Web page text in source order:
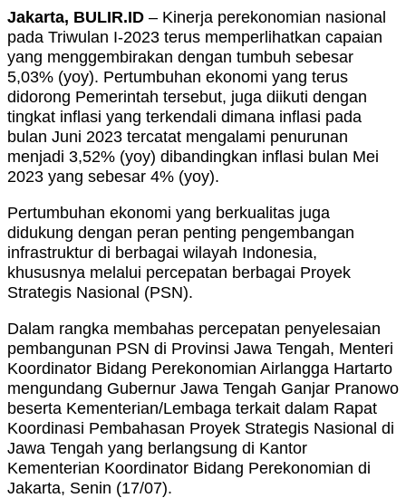
Jakarta, BULIR.ID – Kinerja perekonomian nasional
pada Triwulan I-2023 terus memperlihatkan capaian
yang menggembirakan dengan tumbuh sebesar
5,03% (yoy). Pertumbuhan ekonomi yang terus
didorong Pemerintah tersebut, juga diikuti dengan
tingkat inflasi yang terkendali dimana inflasi pada
bulan Juni 2023 tercatat mengalami penurunan
menjadi 3,52% (yoy) dibandingkan inflasi bulan Mei
2023 yang sebesar 4% (yoy).
Pertumbuhan ekonomi yang berkualitas juga
didukung dengan peran penting pengembangan
infrastruktur di berbagai wilayah Indonesia,
khususnya melalui percepatan berbagai Proyek
Strategis Nasional (PSN).
Dalam rangka membahas percepatan penyelesaian
pembangunan PSN di Provinsi Jawa Tengah, Menteri
Koordinator Bidang Perekonomian Airlangga Hartarto
mengundang Gubernur Jawa Tengah Ganjar Pranowo
beserta Kementerian/Lembaga terkait dalam Rapat
Koordinasi Pembahasan Proyek Strategis Nasional di
Jawa Tengah yang berlangsung di Kantor
Kementerian Koordinator Bidang Perekonomian di
Jakarta, Senin (17/07).